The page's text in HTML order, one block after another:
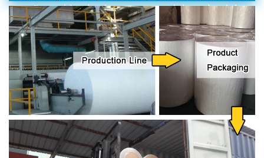
não tecida térmica para saquinhos de chá